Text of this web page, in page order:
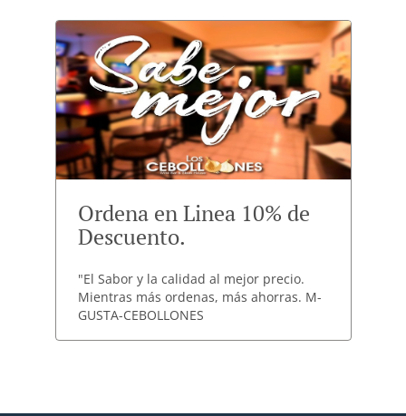
Ordena en Linea 10% de
Descuento.
"El Sabor y la calidad al mejor precio.
Mientras más ordenas, más ahorras. M-
GUSTA-CEBOLLONES